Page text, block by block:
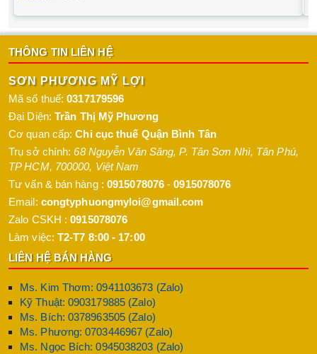
THÔNG TIN LIÊN HỆ
SƠN PHƯƠNG MỸ LỢI
Mã số thuế:0317179596
Đại Diện: Trần Thị Mỹ Phương
Cơ quan cấp:Chi cục thuế Quận Bình Tân
Trụ sở chính:68 Nguyễn Văn Săng, P. Tân Sơn Nhì, Tân Phú,
TP HCM, 700000, Việt Nam
Tư vấn & bán hàng : 0915078076 -0915078076
Email: congtyphuongmyloi@gmail.com
Zalo CSKH :0915078076
Làm việc: T2-T7 8:00 - 17:00
LIÊN HỆ BÁN HÀNG
Ms. Kim Thơm: 0941103673 (Zalo)
Kỹ Thuật: 0903179885 (Zalo)
Ms. Bích: 0378963505 (Zalo)
Ms. Phương: 0703446967 (Zalo)
Ms. Ngọc Bích: 0945038203 (Zalo)